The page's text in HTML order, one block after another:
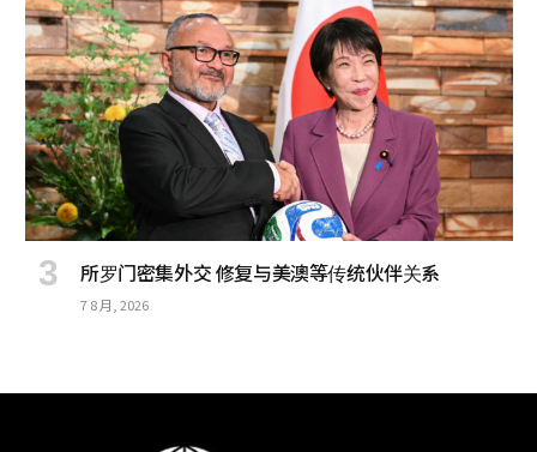
所罗门密集外交 修复与美澳等传统伙伴关系
7 8 月, 2026